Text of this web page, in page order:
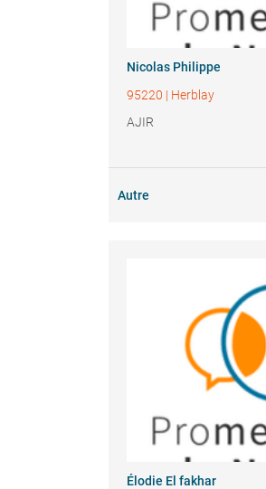
Nicolas Philippe
95220 | Herblay
AJIR
Autre
Élodie El fakhar